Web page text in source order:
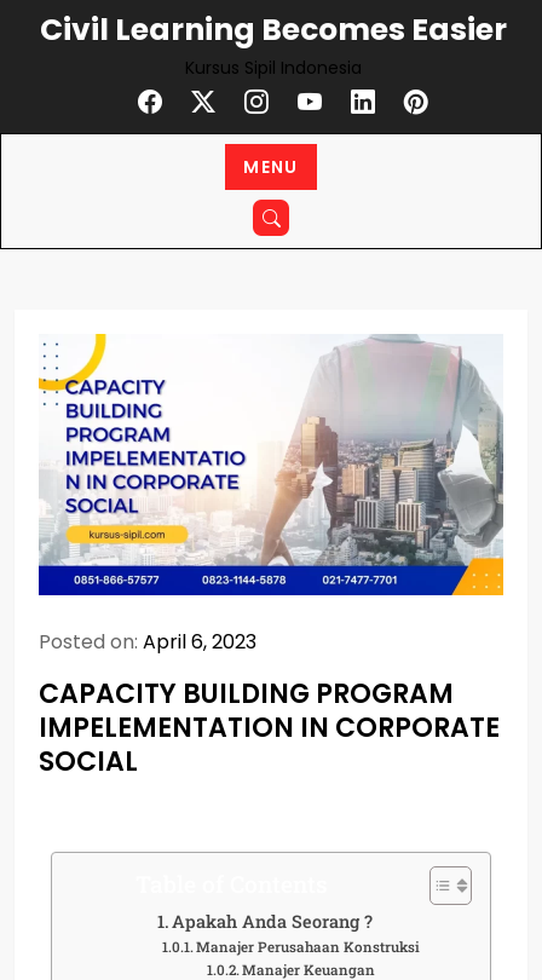
Civil Learning Becomes Easier
Kursus Sipil Indonesia
MENU
Posted on: April 6, 2023
CAPACITY BUILDING PROGRAM
IMPELEMENTATION IN CORPORATE
SOCIAL
Apakah Anda Seorang ?
Manajer Perusahaan Konstruksi
Manajer Keuangan